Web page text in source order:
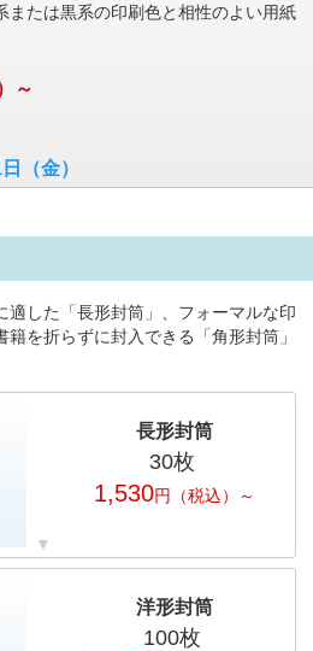
または黒系の印刷色と相性のよい用紙
～
（金）
適した「長形封筒」、フォーマルな印
を折らずに封入できる「角形封筒」
長形封筒
30枚
1,530円 （税込）～
洋形封筒
100枚